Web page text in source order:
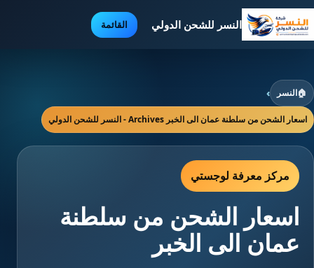
النسر للشحن الدولي القائمة
🏠النسر ›
اسعار الشحن من سلطنة عمان الى الخبر Archives - النسر للشحن الدولي
مركز معرفة لوجستي
اسعار الشحن من سلطنة
عمان الى الخبر